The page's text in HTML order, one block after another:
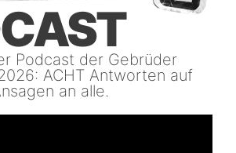
Podcast der Gebrüder
ACHT Antworten auf
an alle.